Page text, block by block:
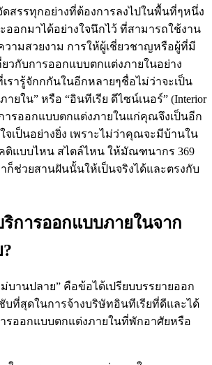
ดสรรทุกอย่างที่ต้องการลงไปในพื้นที่ๆหนึ่ง
ออกมาได้อย่างใจนึกไว้ ที่สามารถใช้งาน
วามสวยงาม การให้ผู้เชี่ยวชาญหรือผู้ที่มี
ยวกับการออกแบบตกแต่งภายในอย่าง
ารู้จักกกันในอีกหลายๆชื่อไม่ว่าจะเป็น
ยใน” หรือ “อินทีเรีย ดีไซน์เนอร์” (Interior
การออกแบบตกแต่งภายในแก่คุณจึงเป็นอีก
เป็นอย่างยิ่ง เพราะไม่ว่าคุณจะมีบ้านใน
ติแบบไหน สไตล์ไหน ให้มัณฑนากร 369
ราก็ช่วยสานฝันนั้นให้เป็นจริงได้และตรงกับ
การออกแบบภายในจาก
ม่บานปลาย” คือข้อได้เปรียบบรรยายออก
บที่สุดในการจ้างบริษัทอินทีเรียที่ดีและได้
รออกแบบตกแต่งภายในที่พักอาศัยหรือ